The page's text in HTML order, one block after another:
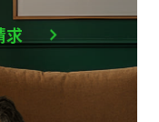
求